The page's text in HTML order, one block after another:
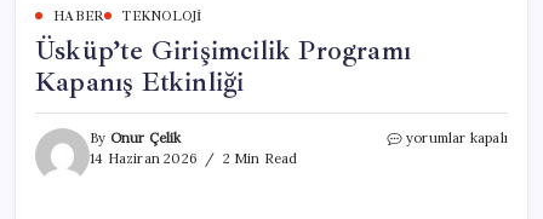
HABER TEKNOLOJI
Üsküp’te Girişimcilik Programı
Kapanış Etkinliği
By Onur Çelik
14 Haziran 2026
2 Min Read
Üsküp’te
yorumlar kapalı